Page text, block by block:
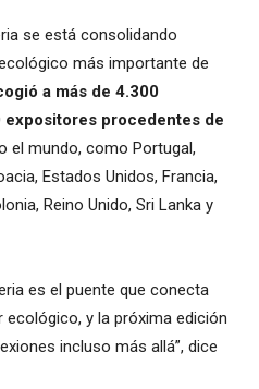
se está consolidando
más importante de
a más de 4.300
procedentes de
el mundo, como Portugal,
Estados Unidos, Francia,
Reino Unido, Sri Lanka y
es el puente que conecta
ecológico, y la próxima edición
incluso más allá”, dice